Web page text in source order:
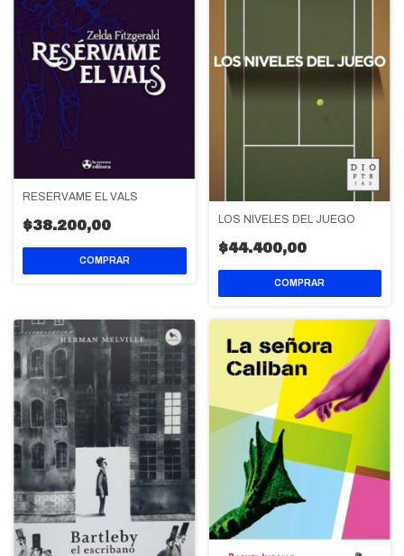
RESÉRVAME EL VALS
$38.200,00 LOS NIVELES DEL JUEGO
$44.400,00